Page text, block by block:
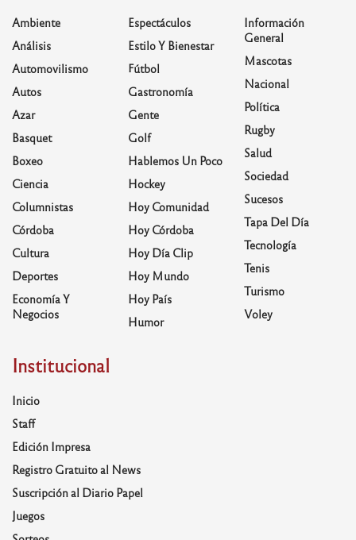
Ambiente
Análisis
Automovilismo
Autos
Azar
Basquet
Boxeo
Ciencia
Columnistas
Córdoba
Cultura
Deportes
Economía Y
Negocios
Espectáculos
Estilo Y Bienestar
Fútbol
Gastronomía
Gente
Golf
Hablemos Un Poco
Hockey
Hoy Comunidad
Hoy Córdoba
Hoy Día Clip
Hoy Mundo
Hoy País
Humor
Información
General
Mascotas
Nacional
Política
Rugby
Salud
Sociedad
Sucesos
Tapa Del Día
Tecnología
Tenis
Turismo
Voley
Institucional
Inicio
Staff
Edición Impresa
Registro Gratuito al News
Suscripción al Diario Papel
Juegos